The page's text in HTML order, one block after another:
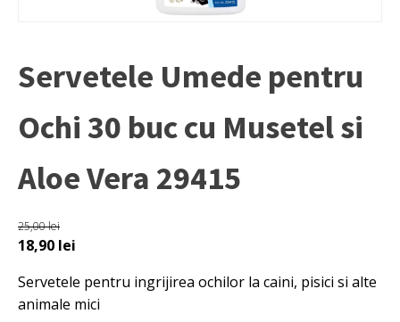
Servetele Umede pentru
Ochi 30 buc cu Musetel si
Aloe Vera 29415
25,00lei
Prețul
a
fost:
18,90 lei
este:
18,90 lei.
Servetele pentru ingrijirea ochilor la caini, pisici si alte
animale mici